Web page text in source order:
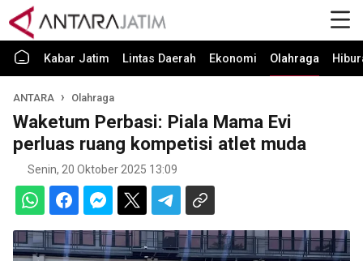
Kabar Jatim Lintas Daerah Ekonomi Olahraga
ANTARA Olahraga
Waketum Perbasi: Piala Mama Evi
perluas ruang kompetisi atlet muda
Senin, 20 Oktober 2025 13:09